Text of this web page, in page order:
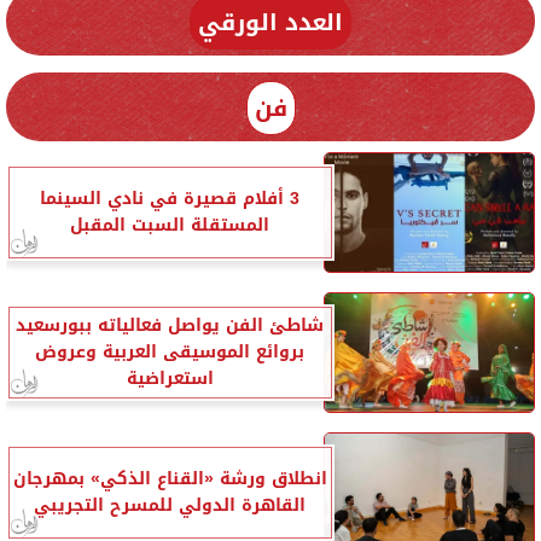
العدد الورقي
فن
3 أفلام قصيرة في نادي السينما
المستقلة السبت المقبل
شاطئ الفن يواصل فعالياته ببورسعيد
بروائع الموسيقى العربية وعروض
استعراضية
انطلاق ورشة «القناع الذكي» بمهرجان
القاهرة الدولي للمسرح التجريبي